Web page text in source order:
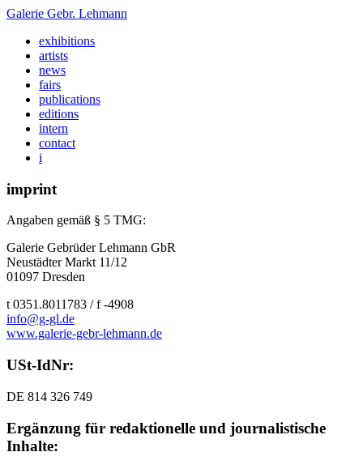
Galerie Gebr. Lehmann
exhibitions
artists
news
fairs
publications
editions
intern
contact
i
imprint
Angaben gemäß § 5 TMG:
Galerie Gebrüder Lehmann GbR
Neustädter Markt 11/12
01097 Dresden
t0351.8011783 / f -4908
info@g-gl.de
www.galerie-gebr-lehmann.de
USt-IdNr:
DE 814 326 749
Ergänzung für redaktionelle und journalistische
Inhalte: